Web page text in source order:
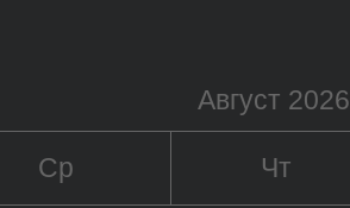
Август 2026
Ср Чт